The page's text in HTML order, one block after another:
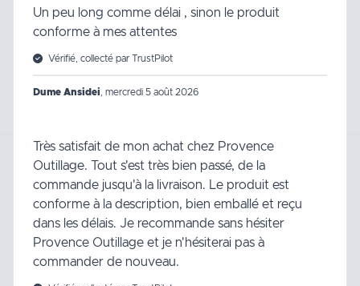
Un peu long comme délai , sinon le produit
conforme à mes attentes
Vérifié, collecté par TrustPilot
Dume Ansidei mercredi 5 août 2026
Très satisfait de mon achat chez Provence
Outillage. Tout s'est très bien passé, de la
commande jusqu'à la livraison. Le produit est
conforme à la description, bien emballé et reçu
dans les délais. Je recommande sans hésiter
Provence Outillage et je n'hésiterai pas à
commander de nouveau.